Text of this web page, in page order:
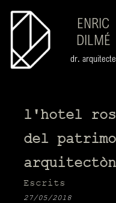
ENRIC
DILMÉ
dr. arquitecte
l'hotel
del
Escrits
27/05/2018